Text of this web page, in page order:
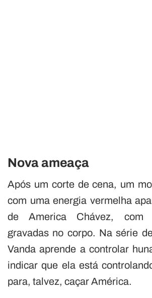
Nova ameaça
Após um corte de cena, um
com uma energia vermelha
de America Chávez, com
gravadas no corpo. Na série
Vanda aprende a controlar
indicar que ela está
para, talvez, caçar América.